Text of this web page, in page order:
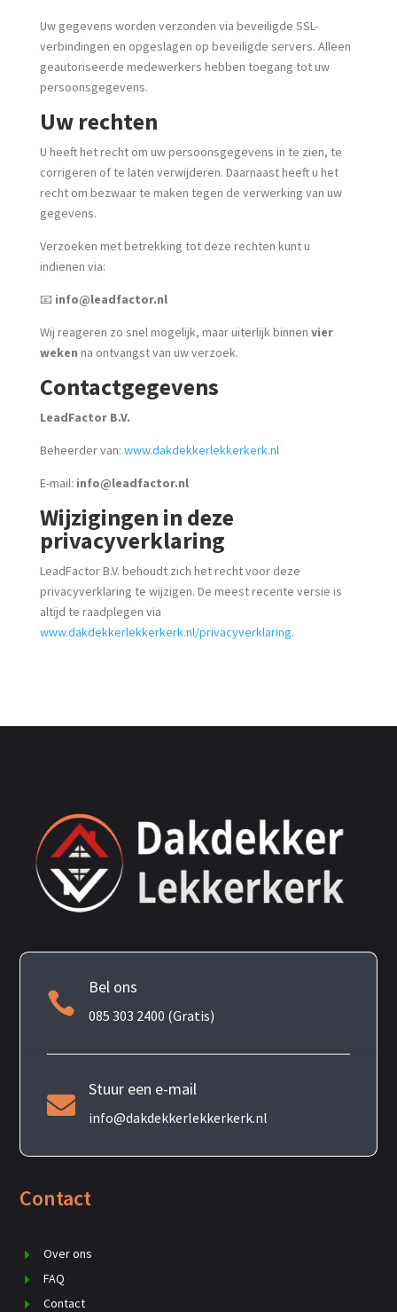
Uw gegevens worden verzonden via beveiligde SSL-
verbindingen en opgeslagen op beveiligde servers. Alleen
geautoriseerde medewerkers hebben toegang tot uw
persoonsgegevens.
Uw rechten
U heeft het recht om uw persoonsgegevens in te zien, te
corrigeren of te laten verwijderen. Daarnaast heeft u het
recht om bezwaar te maken tegen de verwerking van uw
gegevens.
Verzoeken met betrekking tot deze rechten kunt u
indienen via:
📧 info@leadfactor.nl
Wij reageren zo snel mogelijk, maar uiterlijk binnen vier
weken na ontvangst van uw verzoek.
Contactgegevens
LeadFactor B.V.
Beheerder van: www.dakdekkerlekkerkerk.nl
E-mail: info@leadfactor.nl
Wijzigingen in deze
privacyverklaring
LeadFactor B.V. behoudt zich het recht voor deze
privacyverklaring te wijzigen. De meest recente versie is
altijd te raadplegen via
www.dakdekkerlekkerkerk.nl/privacyverklaring.

Bel ons
085 303 2400 (Gratis)

Stuur een e-mail
info@dakdekkerlekkerkerk.nl
Contact
Over ons
FAQ
Contact